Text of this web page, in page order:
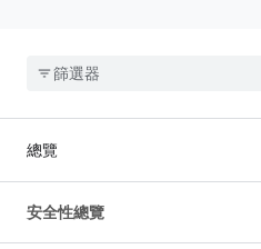
總覽
安全性總覽